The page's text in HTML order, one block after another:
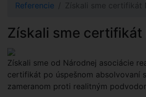
Referencie Získali sme certifikát
Získali sme certifikát
Získali sme od Národnej asociácie
certifikát po úspešnom absolvovaní
zameranom proti realitným